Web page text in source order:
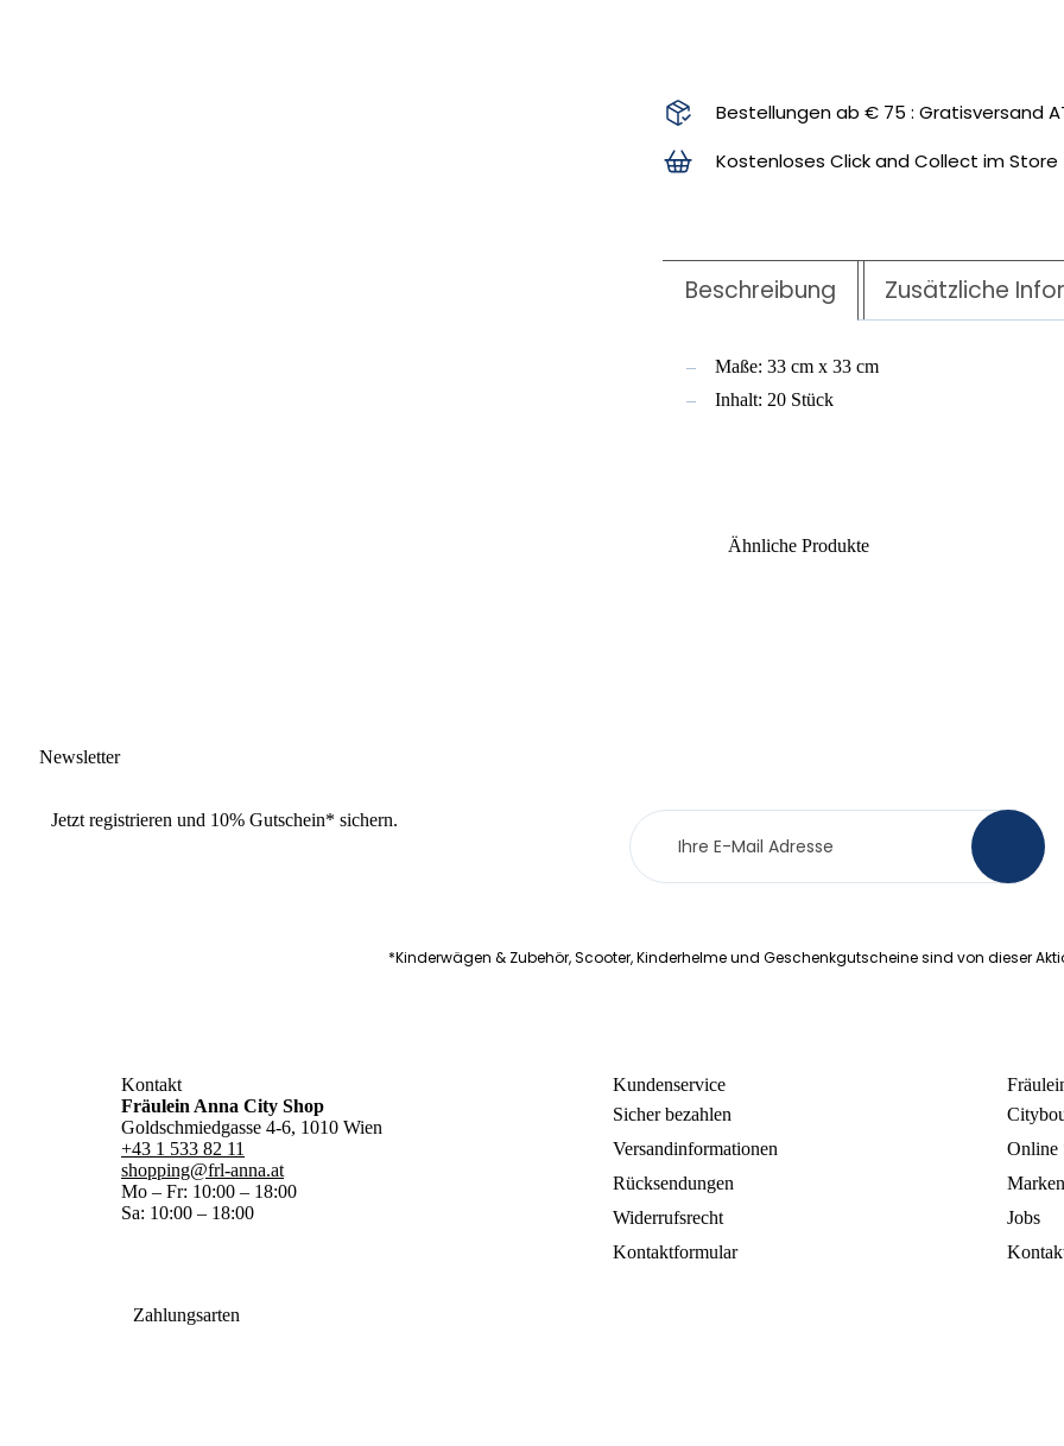
Bestellungen ab € 75 : Gratisversand
Kostenloses Click and Collect im Store
Beschreibung Zusätzliche
Maße: 33 cm x 33 cm
Inhalt: 20 Stück
Ähnliche Produkte
Newsletter
Jetzt registrieren und 10% Gutschein* sichern.
Newsletter
Anmeldung
*Kinderwägen & Zubehör, Scooter, Kinderhelme und Geschenkgutscheine sind von dieser
Kontakt
Fräulein Anna City Shop
Goldschmiedgasse 4-6, 1010 Wien
+43 1 533 82 11
shopping@frl-anna.at
Mo – Fr: 10:00 – 18:00
Sa: 10:00 – 18:00
Kundenservice
Sicher bezahlen
Versandinformationen
Rücksendungen
Widerrufsrecht
Kontaktformular
Online
Marken
Jobs
Zahlungsarten